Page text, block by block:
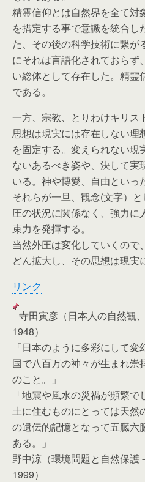
精霊信仰とは自然界を全て対
を措定する事で意識を統合し
た、その後の科学技術に繋が
にそれは言語化されておらず
い総体として存在した。精霊
である。
一方、宗教、とりわけキリス
思想は現実には存在しない理
を固定する。変えられない現
ないあるべき姿や、決して実
いる。神や博愛、自由といっ
それらが一旦、観念(文字）
圧の状況に関係なく、強力に
束力を発揮する。
当然外圧は変化していくので
どん拡大し、その思想は現実
リンク
寺田寅彦（日本人の自然観
1948）
「日本のように多彩にして
国で八百万の神々が生まれ崇
のこと。」
「地震や風水の災禍が頻繁
土に住むものにとっては天然
の遺伝的記憶となって五臓六
ある。」
野中涼（環境問題と自然保護
1999）